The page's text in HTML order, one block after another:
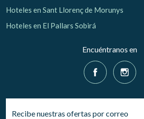
Hoteles en Sant Llorenç de Morunys
Hoteles en El Pallars Sobirá
Encuéntranos en
Recibe nuestras ofertas por correo